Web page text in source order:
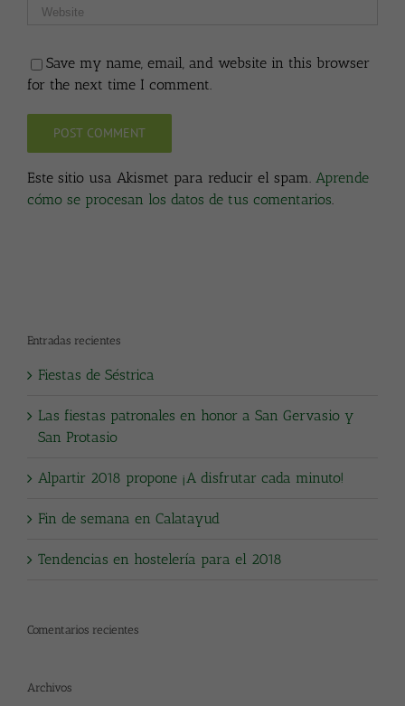
Save my name, email, and website in this browser
for the next time I comment.
Este sitio usa Akismet para reducir el spam. Aprende
cómo se procesan los datos de tus comentarios.
Entradas recientes
Fiestas de Séstrica
Las fiestas patronales en honor a San Gervasio y
San Protasio
Alpartir 2018 propone ¡A disfrutar cada minuto!
Fin de semana en Calatayud
Tendencias en hostelería para el 2018
Comentarios recientes
Archivos